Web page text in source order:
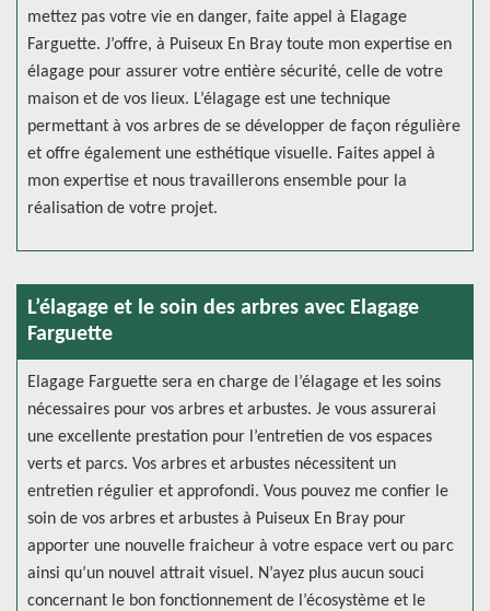
mettez pas votre vie en danger, faite appel à Elagage
Farguette. J’offre, à Puiseux En Bray toute mon expertise en
élagage pour assurer votre entière sécurité, celle de votre
maison et de vos lieux. L’élagage est une technique
permettant à vos arbres de se développer de façon régulière
et offre également une esthétique visuelle. Faites appel à
mon expertise et nous travaillerons ensemble pour la
réalisation de votre projet.
L’élagage et le soin des arbres avec Elagage
Farguette
Elagage Farguette sera en charge de l’élagage et les soins
nécessaires pour vos arbres et arbustes. Je vous assurerai
une excellente prestation pour l’entretien de vos espaces
verts et parcs. Vos arbres et arbustes nécessitent un
entretien régulier et approfondi. Vous pouvez me confier le
soin de vos arbres et arbustes à Puiseux En Bray pour
apporter une nouvelle fraicheur à votre espace vert ou parc
ainsi qu’un nouvel attrait visuel. N’ayez plus aucun souci
concernant le bon fonctionnement de l’écosystème et le